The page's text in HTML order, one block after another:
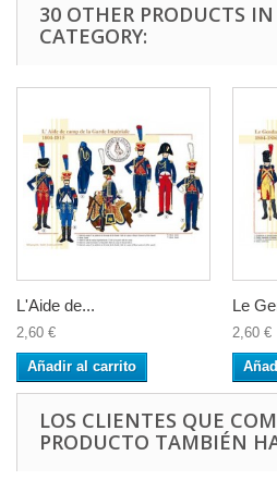
30 OTHER PRODUCTS
CATEGORY:
L'Aide de...
2,60 €
Añadir al carrito
Le
2,60 €
LOS CLIENTES QUE
PRODUCTO TAMBIÉN